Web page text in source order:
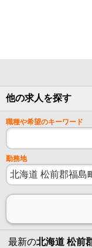
他の求人を探す
職種や希望のキーワード
勤務地
最新の北海道 松前